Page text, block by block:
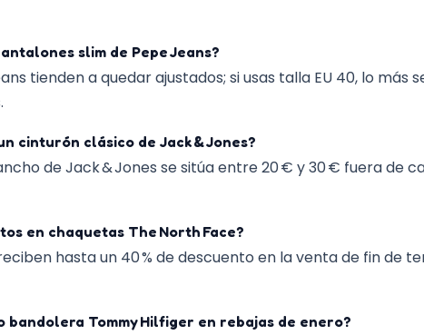
slim de Pepe Jeans?
tienden a quedar ajustados; si usas talla EU 40, lo más
cinturón clásico de Jack & Jones?
de Jack & Jones se sitúa entre 20 € y 30 € fuera de
en chaquetas The North Face?
hasta un 40 % de descuento en la venta de fin de
bandolera Tommy Hilfiger en rebajas de enero?